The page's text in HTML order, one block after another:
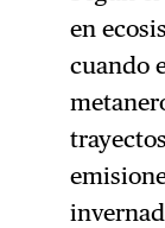
en
cuando